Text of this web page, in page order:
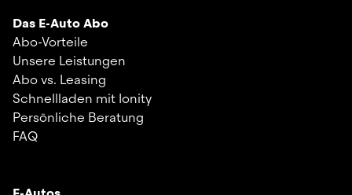
Das E-Auto Abo
Abo-Vorteile
Unsere Leistungen
Abo vs. Leasing
Schnellladen mit Ionity
Persönliche Beratung
FAQ